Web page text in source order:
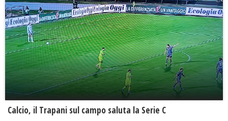
Calcio, il Trapani sul campo saluta la Serie C